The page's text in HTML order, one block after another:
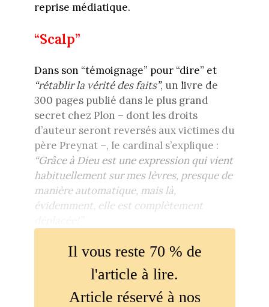
reprise médiatique.
“Scalp”
Dans son “témoignage” pour “dire” et
“rétablir la vérité des faits”, un livre de
300 pages publié dans le plus grand
secret chez Plon – dont les droits
d’auteur seront reversés aux victimes du
père Preynat –, le cardinal s’explique :
“Grâce à Dieu est une expression qui vient
habituellement sur mes lèvres, presque de
manière automatique, mais là,
évidemment, elle est complètement
Il vous reste 70 % de
l'article à lire.
Article réservé à nos